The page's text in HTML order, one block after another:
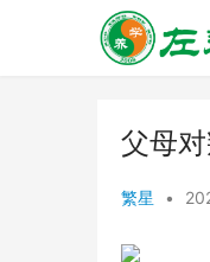
父母
繁星 •